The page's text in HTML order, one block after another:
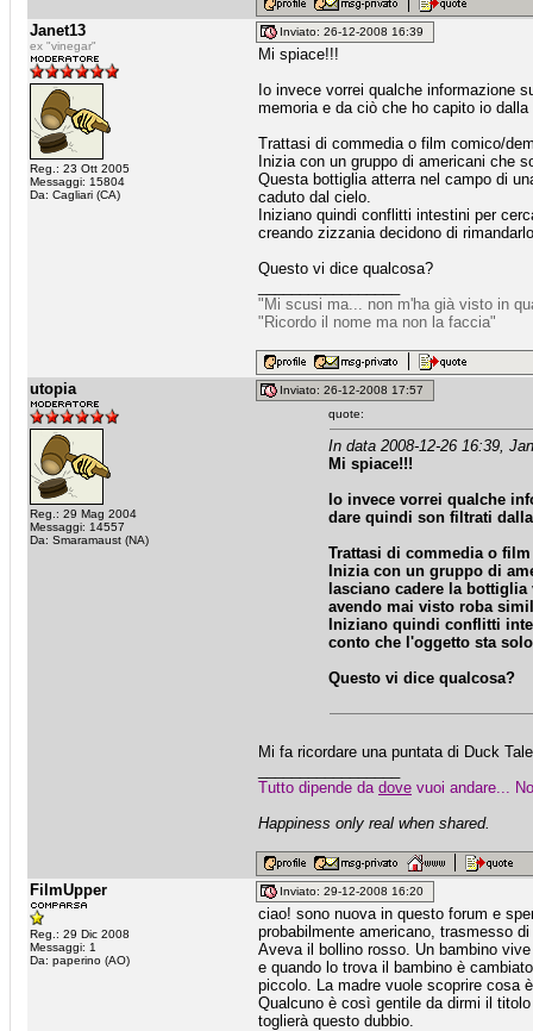
Janet13
ex "vinegar"
Reg.: 23 Ott 2005
Messaggi: 15804
Da: Cagliari (CA)
Inviato: 26-12-2008 16:39
Mi spiace!!!
Io invece vorrei qualche informazione
memoria e da ciò che ho capito io
Trattasi di commedia o film comico/
Inizia con un gruppo di americani che
Questa bottiglia atterra nel campo di
caduto dal cielo.
Iniziano quindi conflitti intestini per
creando zizzania decidono di
Questo vi dice qualcosa?
"Mi scusi ma... non m'ha già visto in
"Ricordo il nome ma non la faccia"
utopia
Reg.: 29 Mag 2004
Messaggi: 14557
Da: Smaramaust (NA)
Inviato: 26-12-2008 17:57
quote:
In data 2008-12-26 16:39,
Mi spiace!!!
Io invece vorrei qualche
dare quindi son filtrati
Trattasi di commedia o
Inizia con un gruppo di
lasciano cadere la
avendo mai visto roba
Iniziano quindi conflitti
conto che l'oggetto sta
Questo vi dice qualcosa?
Mi fa ricordare una puntata di Duck
Tutto dipende da dove vuoi andare...
Happiness only real when shared.
FilmUpper
Reg.: 29 Dic 2008
Messaggi: 1
Da: paperino (AO)
Inviato: 29-12-2008 16:20
ciao! sono nuova in questo forum e
probabilmente americano, trasmesso
Aveva il bollino rosso. Un bambino
e quando lo trova il bambino è
piccolo. La madre vuole scoprire cosa
Qualcuno è così gentile da dirmi il
toglierà questo dubbio.